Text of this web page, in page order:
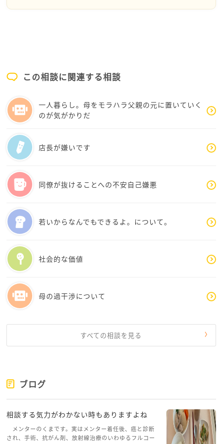
仕事中にバカにされたり見下されてる気がするとお書
一人作業を開始する前に深呼吸をして「私は大丈夫」
と暗示をかけてみてください。
くだらないと思わずにやってください。
毎日続けてください。
きっと変化があると思います。
それから、職場になんとなく感じの良い人はいません
か?
してみませんか?
いと思います。
した、又以外にも長く続くことになりました。
ます。すぐ辞めて他の業種に行くのは、いろいろと経
験できて話題豊富にもなるし強みだと思います。たく
事で出会ってください。
応援しています！！！
この相談に関連する相談
一人暮らし。母をモラハラ父親の元に置いていく
のが気がかりだ
店長が嫌いです
同僚が抜けることへの不安自己嫌悪
若いからなんでもできるよ。について。
社会的な価値
母の過干渉について
すべての相談を見る
ブログ
相談する気力がわかない時もありますよね
メンターのくまです。実はメンター着任後、癌と診断
され、手術、抗がん剤、放射線治療のいわゆるフルコー